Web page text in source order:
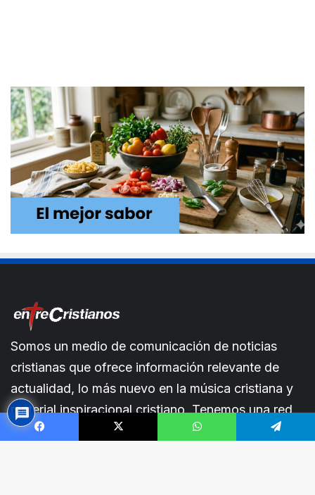
Somos un medio de comunicación de noticias
cristianas que ofrece información relevante de
actualidad, lo más nuevo en la música cristiana y
material inspiracional cristiano. Tenemos una red
de intercesión.En entreCristianos estamos siempre
Facebook X WhatsApp Telegram